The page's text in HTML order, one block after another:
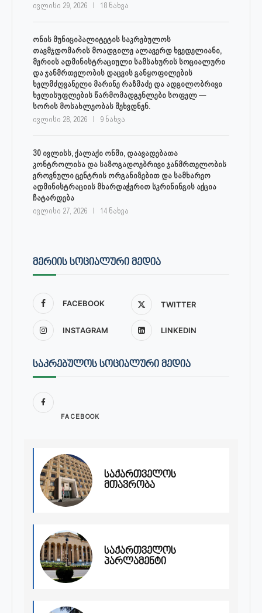
ივლისი 29, 2026 18 ნახვა
ონის მუნიციპალიტეტის საკრებულოს
თავმჯდომარის მოადგილე ალავერდ ხვედელიანი,
მერიის ადმინისტრაციული სამსახურის სოციალური
და ჯანმრთელობის დაცვის განყოფილების
ხელმძღვანელი მარინე რაზმაძე და ადგილობრივი
ხელისუფლების წარმომადგენლები სოფელ —
სორის მოსახლეობას შეხვდნენ.
ივლისი 28, 2026 9 ნახვა
30 ივლისს, ქალაქი ონში, დაავადებათა
კონტროლისა და საზოგადოებრივი ჯანმრთელობის
ეროვნული ცენტრის ორგანიზებით და სამხარეო
ადმინისტრაციის მხარდაჭერით სკრინინგის აქცია
ჩატარდება
ივლისი 27, 2026 14 ნახვა
ᲛᲔᲠᲘᲘᲡ ᲡᲝᲪᲘᲐᲚᲣᲠᲘ ᲛᲔᲓᲘᲐ
FACEBOOK TWITTER
INSTAGRAM LINKEDIN
ᲡᲐᲙᲠᲔᲑᲣᲚᲝᲡ ᲡᲝᲪᲘᲐᲚᲣᲠᲘ ᲛᲔᲓᲘᲐ
FACEBOOK
საქართველოს
მთავრობა
საქართველოს
პარლამენტი